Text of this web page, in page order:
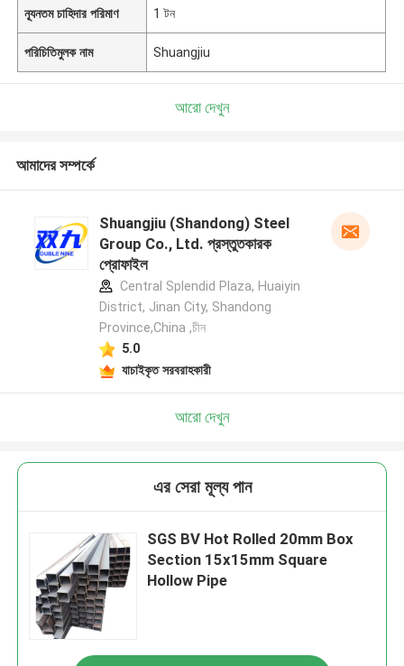
ন্যূনতম চাহিদার পরিমাণ 1 টন
পরিচিতিমুলক নাম Shuangjiu
আরো দেখুন
আমাদের সম্পর্কে
Shuangjiu (Shandong) Steel
Group Co., Ltd. প্রস্তুতকারক
প্রোফাইল
Central Splendid Plaza, Huaiyin
District, Jinan City, Shandong
Province,China ,চীন
5.0
যাচাইকৃত সরবরাহকারী
আরো দেখুন
এর সেরা মূল্য পান
SGS BV Hot Rolled 20mm Box
Section 15x15mm Square
Hollow Pipe